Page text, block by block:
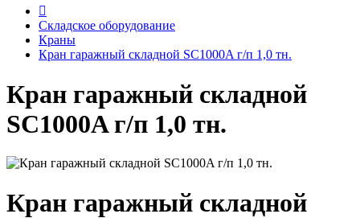
Складское оборудование
Краны
Кран гаражный складной SC1000A г/п 1,0 тн.
Кран гаражный складной
SC1000A г/п 1,0 тн.
Кран гаражный складной